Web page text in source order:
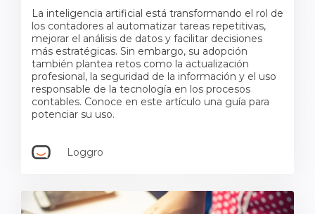
La inteligencia artificial está transformando el rol de
los contadores al automatizar tareas repetitivas,
mejorar el análisis de datos y facilitar decisiones
más estratégicas. Sin embargo, su adopción
también plantea retos como la actualización
profesional, la seguridad de la información y el uso
responsable de la tecnología en los procesos
contables. Conoce en este artículo una guía para
potenciar su uso.
Loggro